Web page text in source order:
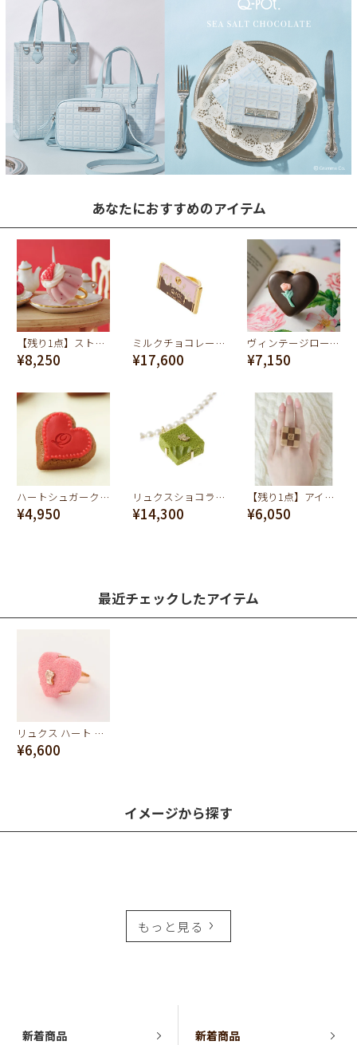
あなたにおすすめのアイテム
【残り1点】ストロベリーババロア リング
¥8,250
ミルクチョコレートバー リング
¥17,600
ヴィンテージローズショコラ リング
¥7,150
ハートシュガークッキーリング
¥4,950
リュクスショコラパール ネックレス
¥14,300
【残り1点】アイスボックスクッキーリング
¥6,050
最近チェックしたアイテム
リュクス ハート ショコラ リング(ピンク)
¥6,600
イメージから探す
もっと見る
新着商品 新着商品